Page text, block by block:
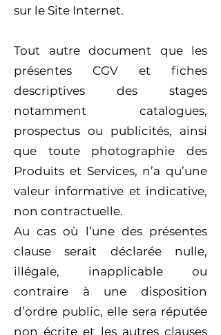
sur le Site Internet.
Tout autre document que les
présentes CGV et fiches
descriptives des stages
notamment catalogues,
prospectus ou publicités, ainsi
que toute photographie des
Produits et Services, n’a qu’une
valeur informative et indicative,
non contractuelle.
Au cas où l’une des présentes
clause serait déclarée nulle,
illégale, inapplicable ou
contraire à une disposition
d’ordre public, elle sera réputée
non écrite et les autres clauses